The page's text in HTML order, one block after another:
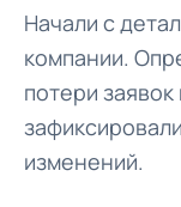
Начали с
компании.
потери
изменений.